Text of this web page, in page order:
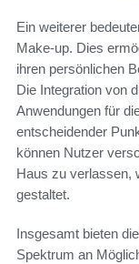
Ein weiterer
Make-up. Dies
ihren persönlichen
Die Integration von
Anwendungen für
entscheidender
können Nutzer
Haus zu verlassen,
gestaltet.
Insgesamt bieten die
Spektrum an